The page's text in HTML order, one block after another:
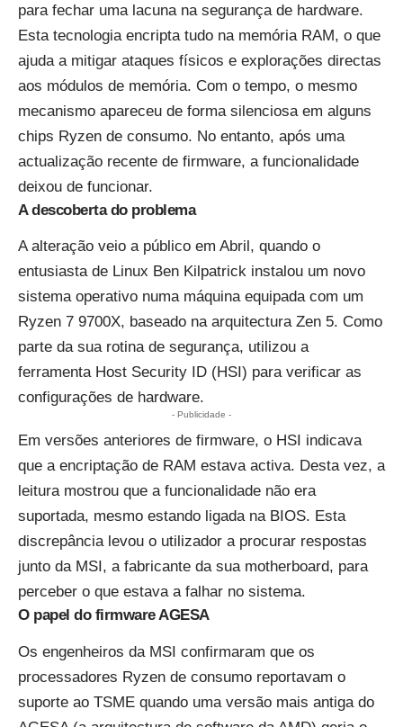
para fechar uma lacuna na segurança de hardware.
Esta tecnologia encripta tudo na memória RAM, o que
ajuda a mitigar ataques físicos e explorações directas
aos módulos de memória. Com o tempo, o mesmo
mecanismo apareceu de forma silenciosa em alguns
chips Ryzen de consumo. No entanto, após uma
actualização recente de firmware, a funcionalidade
deixou de funcionar.
A descoberta do problema
A alteração veio a público em Abril, quando o
entusiasta de Linux Ben Kilpatrick instalou um novo
sistema operativo numa máquina equipada com um
Ryzen 7 9700X, baseado na arquitectura Zen 5. Como
parte da sua rotina de segurança, utilizou a
ferramenta Host Security ID (HSI) para verificar as
configurações de hardware.
- Publicidade -
Em versões anteriores de firmware, o HSI indicava
que a encriptação de RAM estava activa. Desta vez, a
leitura mostrou que a funcionalidade não era
suportada, mesmo estando ligada na BIOS. Esta
discrepância levou o utilizador a procurar respostas
junto da MSI, a fabricante da sua motherboard, para
perceber o que estava a falhar no sistema.
O papel do firmware AGESA
Os engenheiros da MSI confirmaram que os
processadores Ryzen de consumo reportavam o
suporte ao TSME quando uma versão mais antiga do